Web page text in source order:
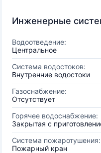
Инженерные
Водоотведение:
Центральное
Система водостоков:
Внутренние водостоки
Газоснабжение:
Отсутствует
Горячее водоснабжение:
Закрытая с
Система пожаротушения:
Пожарный кран